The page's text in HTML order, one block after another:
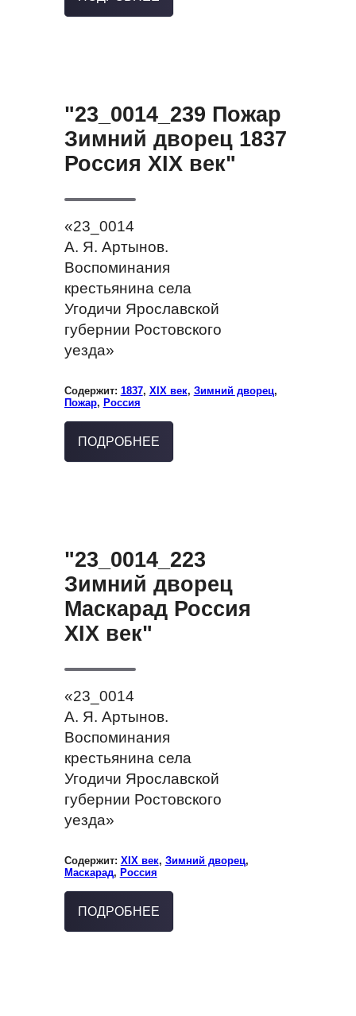
"23_0014_239 Пожар
Зимний дворец 1837
Россия XIX век"
«23_0014
А. Я. Артынов.
Воспоминания
крестьянина села
Угодичи Ярославской
губернии Ростовского
уезда»
Содержит: 1837, XIX век, Зимний дворец,
Пожар, Россия
ПОДРОБНЕЕ
"23_0014_223
Зимний дворец
Маскарад Россия
XIX век"
«23_0014
А. Я. Артынов.
Воспоминания
крестьянина села
Угодичи Ярославской
губернии Ростовского
уезда»
Содержит: XIX век, Зимний дворец,
Маскарад, Россия
ПОДРОБНЕЕ